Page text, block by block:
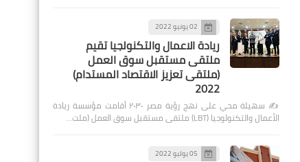
02 يونيو 2022
ريادة الاعمال والتكنولجيا تقيم
ملتقى مستقبل سوق العمل
(ملتقى تعزيز الاقتصاد المستدام)
2022
✍️ سهيلة محي على نهج رؤية مصر ٢٠٣٠ أقامت مؤسسة ريادة
الأعمال والتكنولوجيا (LBT) ملتقى مستقبل سوق العمل (ملت…
05 يوليو 2022